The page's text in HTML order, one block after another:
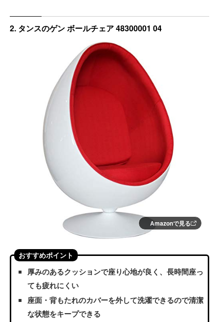
2. タンスのゲン ボールチェア 48300001 04
Amazonで見る
おすすめポイント
厚みのあるクッションで座り心地が良く、長時間座っ
ても疲れにくい
座面・背もたれのカバーを外して洗濯できるので清潔
な状態をキープできる